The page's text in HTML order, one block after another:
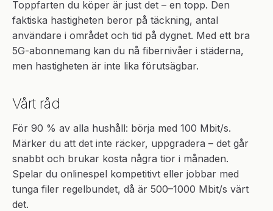
Toppfarten du köper är just det – en topp. Den
faktiska hastigheten beror på täckning, antal
användare i området och tid på dygnet. Med ett bra
5G-abonnemang kan du nå fibernivåer i städerna,
men hastigheten är inte lika förutsägbar.
Vårt råd
För 90 % av alla hushåll: börja med 100 Mbit/s.
Märker du att det inte räcker, uppgradera – det går
snabbt och brukar kosta några tior i månaden.
Spelar du onlinespel kompetitivt eller jobbar med
tunga filer regelbundet, då är 500–1000 Mbit/s värt
det.